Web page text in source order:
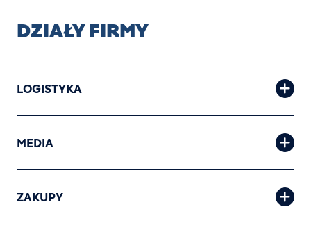
DZIAŁY FIRMY
LOGISTYKA
MEDIA
ZAKUPY